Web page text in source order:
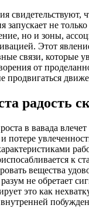
свидетельствуют,
запускает не
но и зоны,
Этот
связи, которые
от
продвигаться
радость
в вавада
потере
к
вещества
не обретает
это как